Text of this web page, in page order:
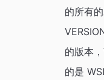
的所有
的版本
的是